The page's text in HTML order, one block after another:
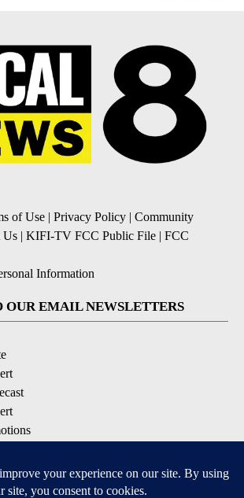
of Use | Privacy Policy | Community
Us | KIFI-TV FCC Public File | FCC
Information
OUR EMAIL NEWSLETTERS